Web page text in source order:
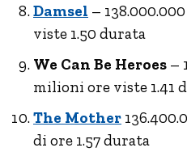
Damsel –
viste 1.50 durata
We Can Be Heroes –
milioni ore viste 1.41
The Mother
di ore 1.57 durata